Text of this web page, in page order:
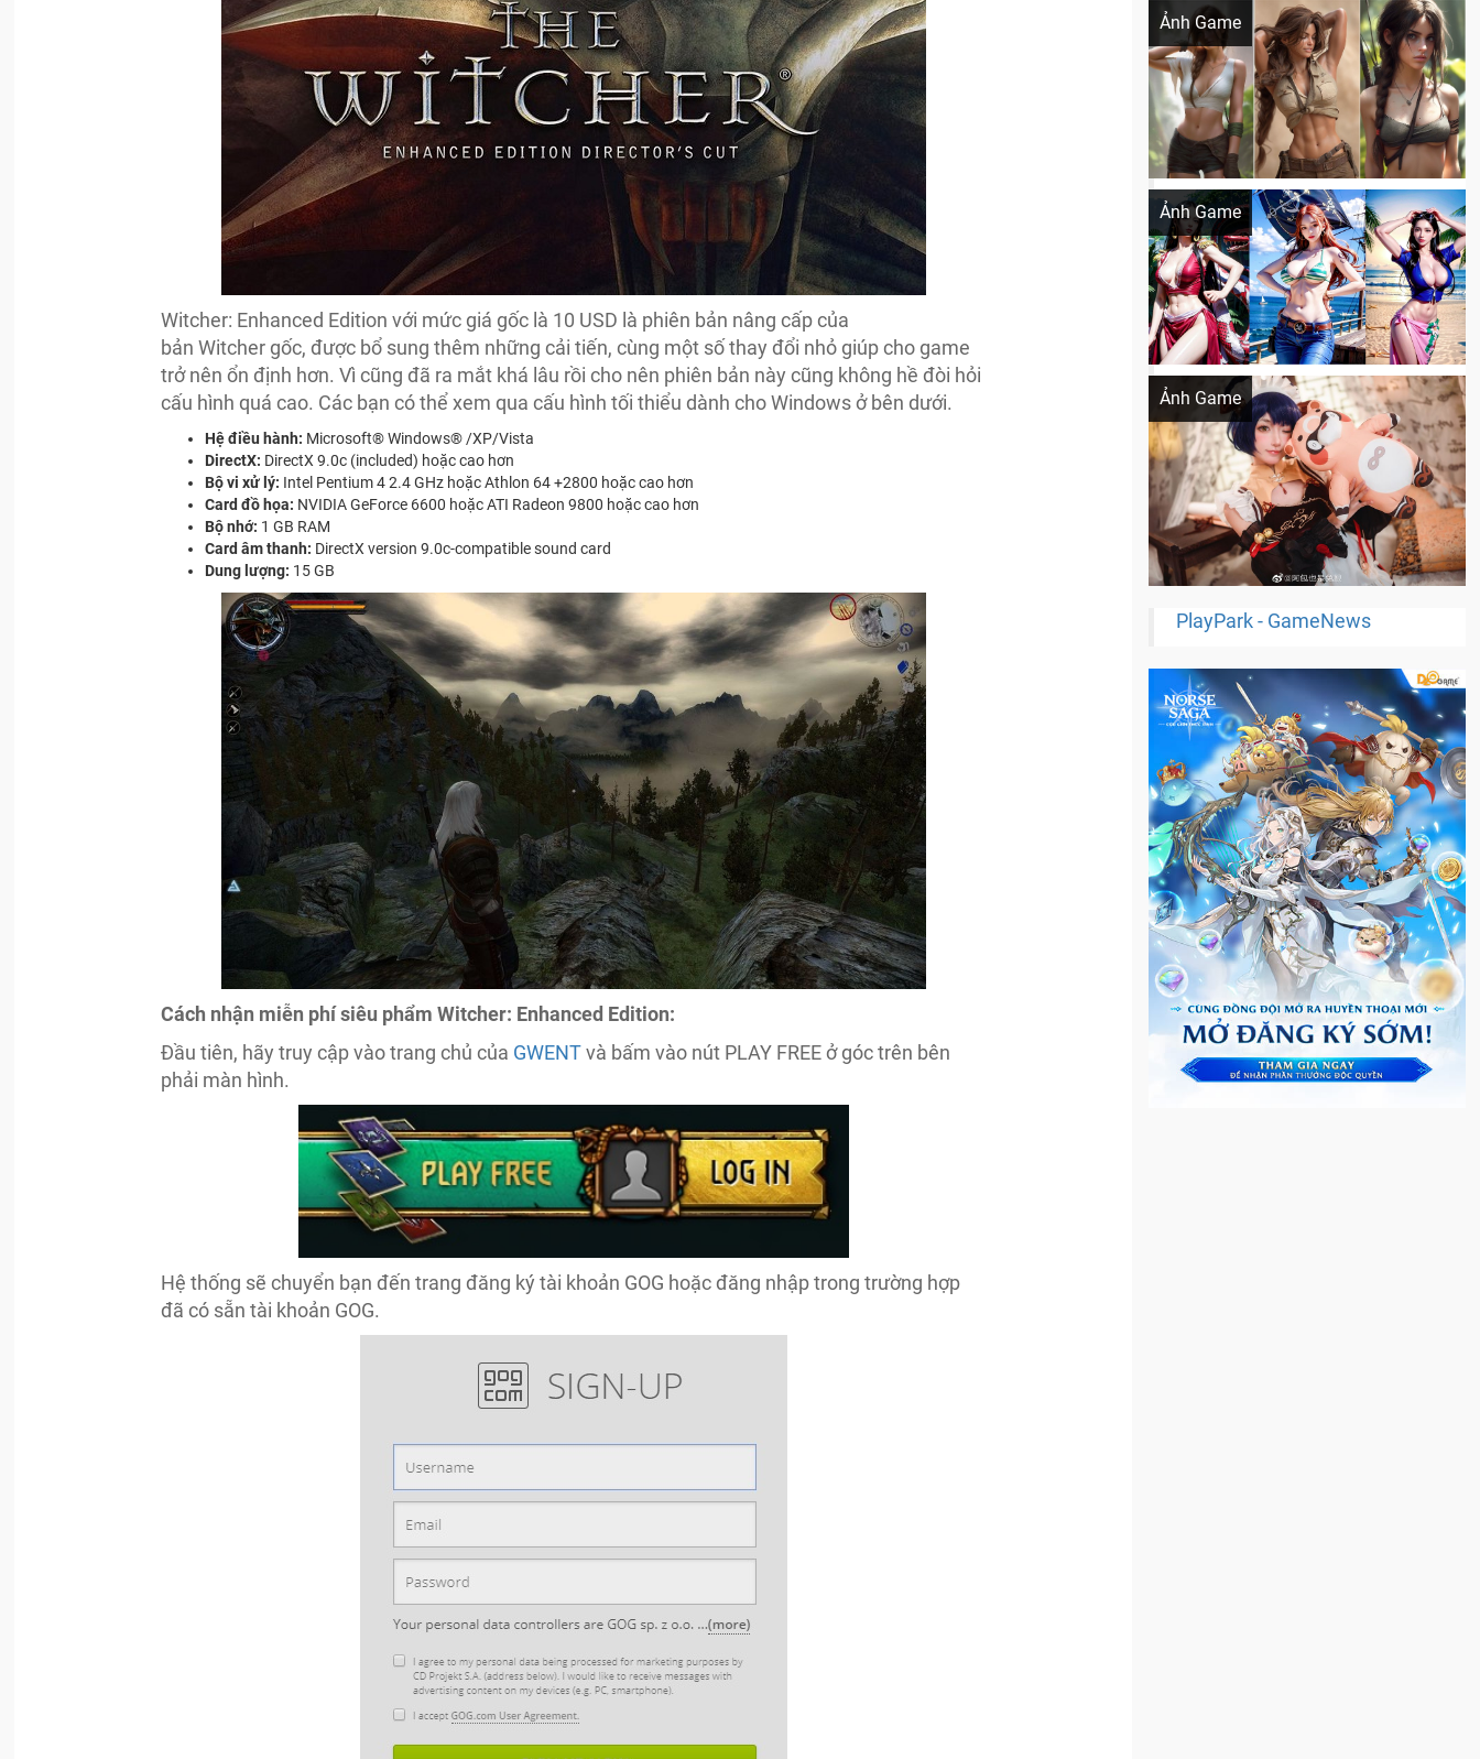
Witcher: Enhanced Edition với mức giá gốc là 10 USD là phiên bản nâng cấp của
bản Witcher gốc, được bổ sung thêm những cải tiến, cùng một số thay đổi nhỏ giúp cho game
trở nên ổn định hơn. Vì cũng đã ra mắt khá lâu rồi cho nên phiên bản này cũng không hề đòi hỏi
cấu hình quá cao. Các bạn có thể xem qua cấu hình tối thiểu dành cho Windows ở bên dưới.
Hệ điều hành: Microsoft® Windows® /XP/Vista
DirectX: DirectX 9.0c (included) hoặc cao hơn
Bộ vi xử lý: Intel Pentium 4 2.4 GHz hoặc Athlon 64 +2800 hoặc cao hơn
Card đồ họa: NVIDIA GeForce 6600 hoặc ATI Radeon 9800 hoặc cao hơn
Bộ nhớ: 1 GB RAM
Card âm thanh: DirectX version 9.0c-compatible sound card
Dung lượng: 15 GB
Cách nhận miễn phí siêu phẩm Witcher: Enhanced Edition:
Đầu tiên, hãy truy cập vào trang chủ của GWENTvà bấm vào nút PLAY FREE ở góc trên bên
phải màn hình.
Hệ thống sẽ chuyển bạn đến trang đăng ký tài khoản GOG hoặc đăng nhập trong trường hợp
đã có sẵn tài khoản GOG.
Ảnh Game
Ảnh Game
Khi AI Cosplay gái đẹp One Piece
Ảnh Game
Cosplay Xiangling siêu cute